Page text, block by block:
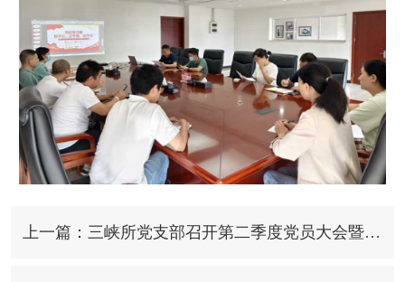
上一篇：三峡所党支部召开第二季度党员大会暨党纪学习教育专题党课